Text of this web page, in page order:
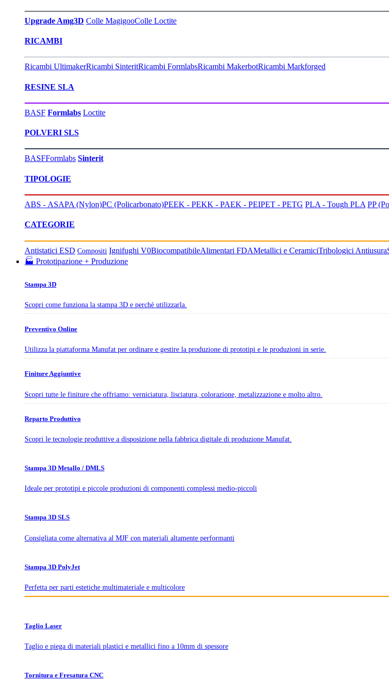
Upgrade Amg3D Colle MagigooColle Loctite
RICAMBI
Ricambi UltimakerRicambi SinteritRicambi FormlabsRicambi MakerbotRicambi Markforged
RESINE SLA
BASF Formlabs Loctite
POLVERI SLS
BASFFormlabs Sinterit
TIPOLOGIE
ABS - ASAPA (Nylon)PC (Policarbonato)PEEK - PEKK - PAEK - PEIPET - PETG PLA - Tough PLA PP
CATEGORIE
Antistatici ESD Compositi Ignifughi V0BiocompatibileAlimentari FDAMetallici e CeramiciTribologici Antiusura
🏭 Prototipazione + Produzione
Stampa 3D
Scopri come funziona la stampa 3D e perchè utilizzarla.
Preventivo Online
Utilizza la piattaforma Manufat per ordinare e gestire la produzione di prototipi e le produzioni in serie.
Finiture Aggiuntive
Scopri tutte le finiture che offriamo: verniciatura, lisciatura, colorazione, metalizzazione e molto altro.
Reparto Produttivo
Scopri le tecnologie produttive a disposizione nella fabbrica digitale di produzione Manufat.
Stampa 3D Metallo / DMLS
Ideale per prototipi e piccole produzioni di componenti complessi medio-piccoli
Stampa 3D SLS
Consigliata come alternativa al MJF con materiali altamente performanti
Stampa 3D PolyJet
Perfetta per parti estetiche multimateriale e multicolore
Taglio Laser
Taglio e piega di materiali plastici e metallici fino a 10mm di spessore
Tornitura e Fresatura CNC